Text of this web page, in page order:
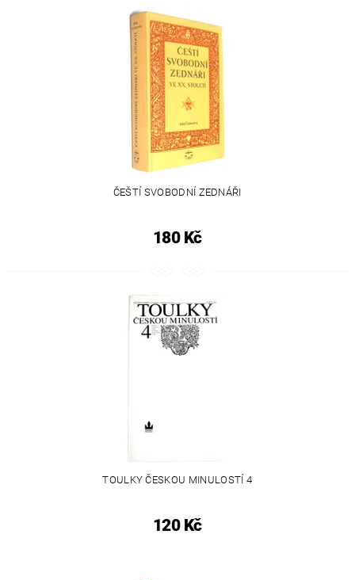
ČEŠTÍ SVOBODNÍ ZEDNÁŘI
180 Kč
TOULKY ČESKOU MINULOSTÍ 4
120 Kč